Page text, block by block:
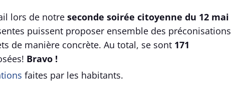
lors de notre seconde soirée citoyenne du 12 mai
puissent proposer ensemble des préconisations
de manière concrète. Au total, se sont 171
Bravo !
faites par les habitants.